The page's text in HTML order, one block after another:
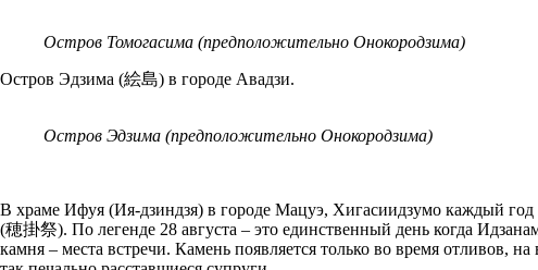
Остров Томогасима (предположительно Онокородзима)
Остров Эдзима (絵島) в городе Авадзи.
Остров Эдзима (предположительно Онокородзима)
В храме Ифуя (Ия-дзиндзя) в городе Мацуэ, Хигасиидзумо каждый
(穂掛祭). По легенде 28 августа – это единственный день когда
камня – места встречи. Камень появляется только во время отливов,